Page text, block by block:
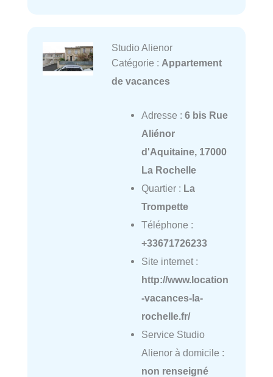
Studio Alienor
Catégorie : Appartement
de vacances
Adresse : 6 bis Rue
Aliénor
d'Aquitaine, 17000
La Rochelle
Quartier : La
Trompette
Téléphone :
+33671726233
Site internet :
http://www.location
-vacances-la-
rochelle.fr/
Service Studio
Alienor à domicile :
non renseigné